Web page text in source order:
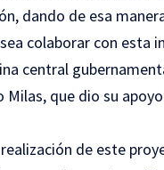
dando de esa
colaborar con esta
central
que dio su
de este